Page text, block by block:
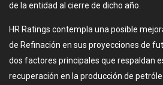
de la entidad al cierre de dicho año.
HR Ratings contempla una posible
de Refinación en sus proyecciones de
dos factores principales que respaldan
recuperación en la producción de